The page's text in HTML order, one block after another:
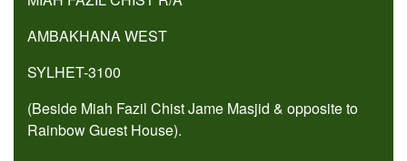
AMBAKHANA WEST
SYLHET-3100
(Beside Miah Fazil Chist Jame Masjid & opposite to
Rainbow Guest House).